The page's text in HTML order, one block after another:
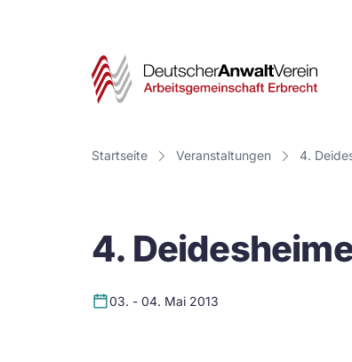
Startseite Veranstaltungen 4.
4.
03. - 04. Mai 2013